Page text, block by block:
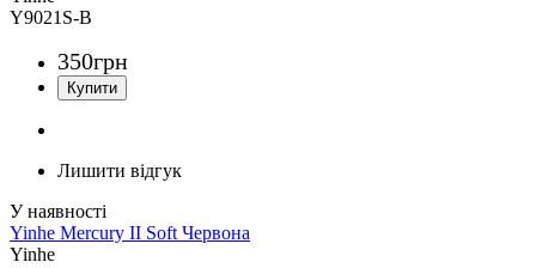
Y9021S-B
350грн
Лишити відгук
Yinhe Mercury II Soft Червона
Yinhe